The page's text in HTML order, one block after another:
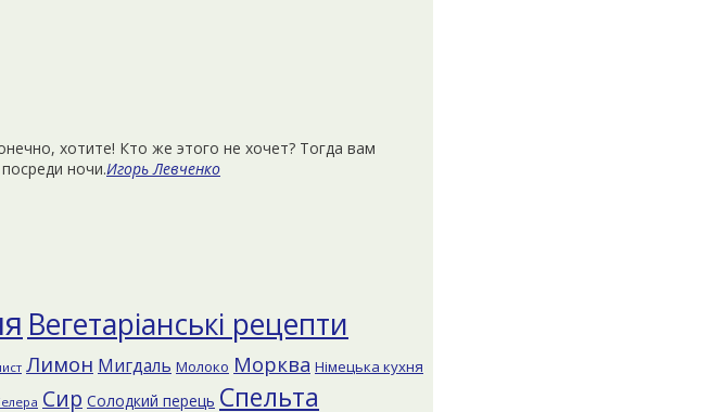
хотите! Кто же этого не хочет? Тогда вам
ночи.Игорь Левченко
Вегетаріанські рецепти
Лимон Мигдаль Молоко Морква Німецька кухня
Сир Солодкий перець Спельта